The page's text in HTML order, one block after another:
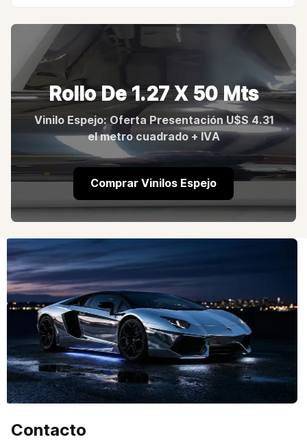
Rollo De 1.27 X 50 Mts
Vinilo Espejo: Oferta Presentación U$S 4.31
el metro cuadrado + IVA
Comprar Vinilos Espejo
Contacto